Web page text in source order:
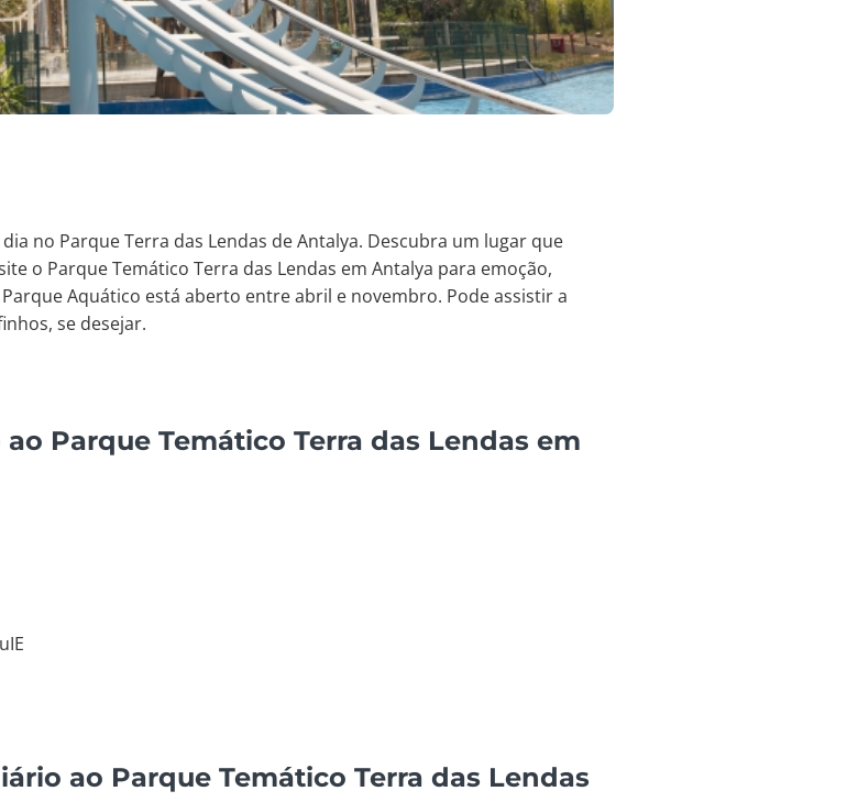
no Parque Terra das Lendas de Antalya. Descubra um lugar que
o Parque Temático Terra das Lendas em Antalya para emoção,
Aquático está aberto entre abril e novembro. Pode assistir a
se desejar.
Parque Temático Terra das Lendas em
ao Parque Temático Terra das Lendas